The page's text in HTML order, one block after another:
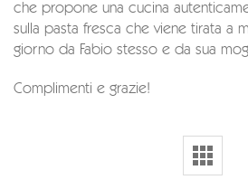
che propone una cucina
sulla pasta fresca che viene tirata a
giorno da Fabio stesso e da sua
Complimenti e grazie!